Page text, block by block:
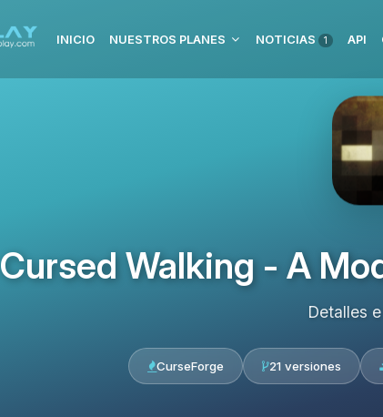
INICIO NUESTROS PLANES NOTICIAS 1 API
Cursed Walking - A
Detalles
CurseForge 21 versiones